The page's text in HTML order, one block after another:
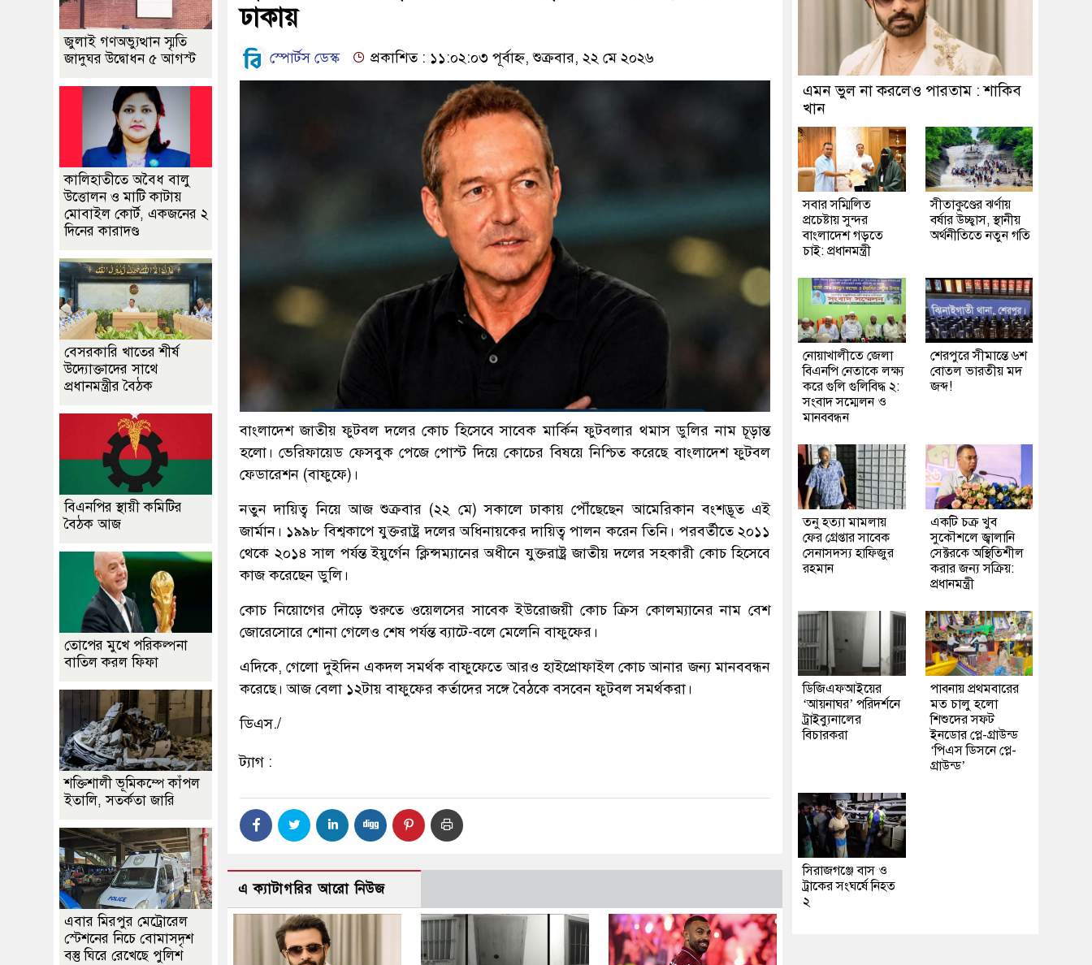
ঢাকায়
স্পোর্টস ডেস্ক প্রকাশিত : ১১:০২:০৩ পূর্বাহ্ন, শুক্রবার, ২২ মে ২০২৬
বাংলাদেশ জাতীয় ফুটবল দলের কোচ হিসেবে সাবেক মার্কিন ফুটবলার থমাস ডুলির নাম চূড়ান্ত
হলো। ভেরিফায়েড ফেসবুক পেজে পোস্ট দিয়ে কোচের বিষয়ে নিশ্চিত করেছে বাংলাদেশ ফুটবল
ফেডারেশন (বাফুফে)।
নতুন দায়িত্ব নিয়ে আজ শুক্রবার (২২ মে) সকালে ঢাকায় পৌঁছেছেন আমেরিকান বংশদ্ভূত এই
জার্মান। ১৯৯৮ বিশ্বকাপে যুক্তরাষ্ট্র দলের অধিনায়কের দায়িত্ব পালন করেন তিনি। পরবর্তীতে ২০১১
থেকে ২০১৪ সাল পর্যন্ত ইয়ুর্গেন ক্লিন্সম্যানের অধীনে যুক্তরাষ্ট্র জাতীয় দলের সহকারী কোচ হিসেবে
কাজ করেছেন ডুলি।
কোচ নিয়োগের দৌড়ে শুরুতে ওয়েলসের সাবেক ইউরোজয়ী কোচ ক্রিস কোলম্যানের নাম বেশ
জোরেসোরে শোনা গেলেও শেষ পর্যন্ত ব্যাটে-বলে মেলেনি বাফুফের।
এদিকে, গেলো দুইদিন একদল সমর্থক বাফুফেতে আরও হাইপ্রোফাইল কোচ আনার জন্য মানববন্ধন
করেছে। আজ বেলা ১২টায় বাফুফের কর্তাদের সঙ্গে বৈঠকে বসবেন ফুটবল সমর্থকরা।
ডিএস./
ট্যাগ :
এ ক্যাটাগরির আরো নিউজ
জুলাই গণঅভ্যুত্থান স্মৃতি
জাদুঘর উদ্বোধন ৫ আগস্ট
কালিহাতীতে অবৈধ বালু
উত্তোলন ও মাটি কাটায়
মোবাইল কোর্ট, একজনের ২
দিনের কারাদণ্ড
বেসরকারি খাতের শীর্ষ
উদ্যোক্তাদের সাথে
প্রধানমন্ত্রীর বৈঠক
বিএনপির স্থায়ী কমিটির
বৈঠক আজ
তোপের মুখে পরিকল্পনা
বাতিল করল ফিফা
শক্তিশালী ভূমিকম্পে কাঁপল
ইতালি, সতর্কতা জারি
এবার মিরপুর মেট্রোরেল
স্টেশনের নিচে বোমাসদৃশ
বস্তু ঘিরে রেখেছে পুলিশ
এমন ভুল না করলেও পারতাম : শাকিব
খান
সবার সম্মিলিত
প্রচেষ্টায় সুন্দর
বাংলাদেশ গড়তে
চাই: প্রধানমন্ত্রী
সীতাকুণ্ডের ঝর্ণায়
বর্ষার উচ্ছ্বাস, স্থানীয়
অর্থনীতিতে নতুন গতি
নোয়াখালীতে জেলা
বিএনপি নেতাকে লক্ষ্য
করে গুলি গুলিবিদ্ধ ২:
সংবাদ সম্মেলন ও
মানববন্ধন
শেরপুরে সীমান্তে ৬শ
বোতল ভারতীয় মদ
জব্দ!
তনু হত্যা মামলায়
ফের গ্রেপ্তার সাবেক
সেনাসদস্য হাফিজুর
রহমান
একটি চক্র খুব
সুকৌশলে জ্বালানি
সেক্টরকে অস্থিতিশীল
করার জন্য সক্রিয়:
প্রধানমন্ত্রী
ডিজিএফআইয়ের
‘আয়নাঘর’ পরিদর্শনে
ট্রাইব্যুনালের
বিচারকরা
পাবনায় প্রথমবারের
মত চালু হলো
শিশুদের সফট
ইনডোর প্লে-গ্রাউন্ড
‘পিএস ডিসনে প্লে-
গ্রাউন্ড’
সিরাজগঞ্জে বাস ও
ট্রাকের সংঘর্ষে নিহত
২